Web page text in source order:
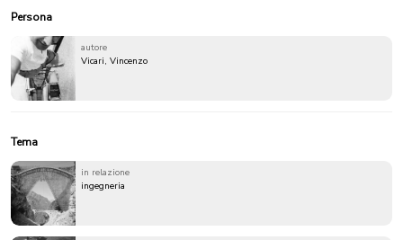
Persona
autore
Vicari, Vincenzo
Tema
in relazione
ingegneria